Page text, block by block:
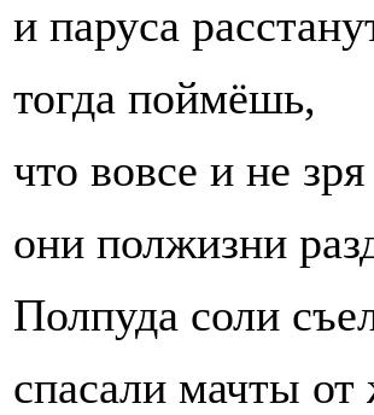
и паруса
тогда поймёшь,
что вовсе и не зря
они полжизни
Полпуда соли
спасали мачты от